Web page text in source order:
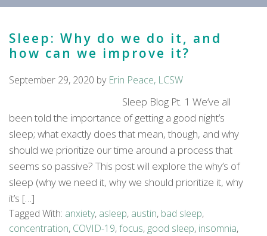
Sleep: Why do we do it, and
how can we improve it?
September 29, 2020 by Erin Peace, LCSW
Sleep Blog Pt. 1 We’ve all
been told the importance of getting a good night’s
sleep; what exactly does that mean, though, and why
should we prioritize our time around a process that
seems so passive? This post will explore the why’s of
sleep (why we need it, why we should prioritize it, why
it’s […]
Tagged With: anxiety, asleep, austin, bad sleep,
concentration, COVID-19,focus, good sleep, insomnia,